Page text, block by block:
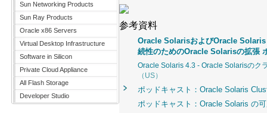
Sun Networking Products
Sun Ray Products
Oracle x86 Servers
Virtual Desktop Infrastructure
Software in Silicon
Private Cloud Appliance
All Flash Storage
Developer Studio
参考資料
Oracle SolarisおよびOracle
続性のためのOracle Solarisの拡張
Oracle Solaris 4.3 - Oracle Solarisのク
（US）
ポッドキャスト：Oracle Solaris
ポッドキャスト：Oracle Solaris の